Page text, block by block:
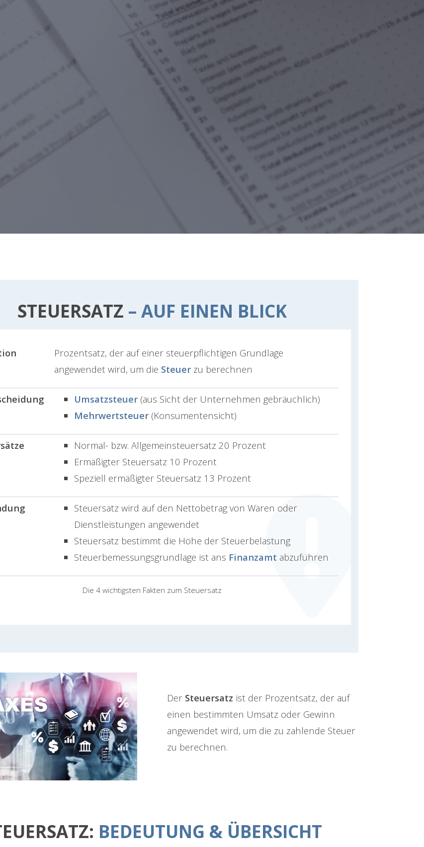
STEUERSATZ – AUF EINEN BLICK
Die 4 wichtigsten Fakten zum Steuersatz
Prozentsatz, der auf einer steuerpflichtigen Grundlage
angewendet wird, um die Steuer zu berechnen
Umsatzsteuer (aus Sicht der Unternehmen gebräuchlich)
Mehrwertsteuer (Konsumentensicht)
Normal- bzw. Allgemeinsteuersatz 20 Prozent
Ermäßigter Steuersatz 10 Prozent
Speziell ermäßigter Steuersatz 13 Prozent
Steuersatz wird auf den Nettobetrag von Waren oder
Dienstleistungen angewendet
Steuersatz bestimmt die Höhe der Steuerbelastung
Steuerbemessungsgrundlage ist ans Finanzamt abzuführen
Der Steuersatz ist der Prozentsatz, der auf
einen bestimmten Umsatz oder Gewinn
angewendet wird, um die zu zahlende Steuer
zu berechnen.
BEDEUTUNG & ÜBERSICHT